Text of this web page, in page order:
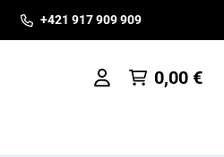
+421 917 909 909
0,00 €